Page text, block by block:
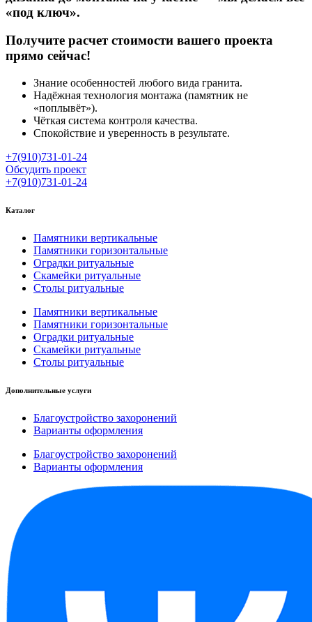
«под ключ».
Получите расчет стоимости вашего проекта
прямо сейчас!
Знание особенностей любого вида гранита.
Надёжная технология монтажа (памятник не
«поплывёт»).
Чёткая система контроля качества.
Спокойствие и уверенность в результате.
+7(910)731-01-24
Обсудить проект
+7(910)731-01-24
Каталог
Памятники вертикальные
Памятники горизонтальные
Оградки ритуальные
Скамейки ритуальные
Столы ритуальные
Памятники вертикальные
Памятники горизонтальные
Оградки ритуальные
Скамейки ритуальные
Столы ритуальные
Дополнительные услуги
Благоустройство захоронений
Варианты оформления
Благоустройство захоронений
Варианты оформления